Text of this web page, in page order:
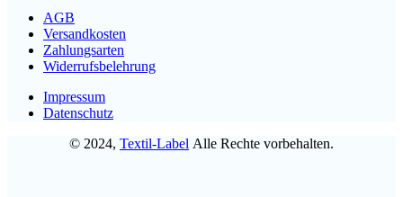
AGB
Versandkosten
Zahlungsarten
Widerrufsbelehrung
Impressum
Datenschutz
© 2024, Textil-Label Alle Rechte vorbehalten.